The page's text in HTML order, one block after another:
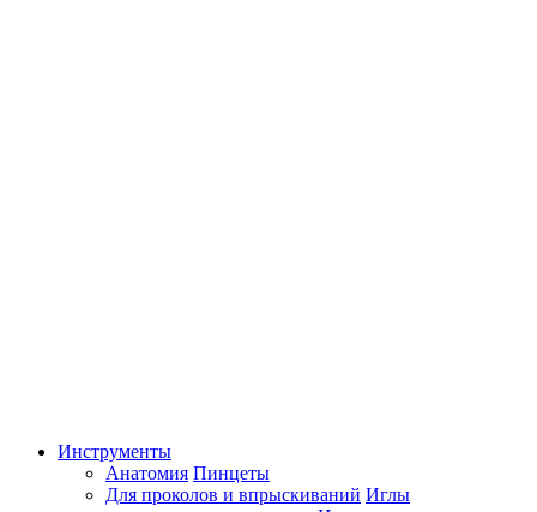
Инструменты
Анатомия Пинцеты
Для проколов и впрыскиваний Иглы